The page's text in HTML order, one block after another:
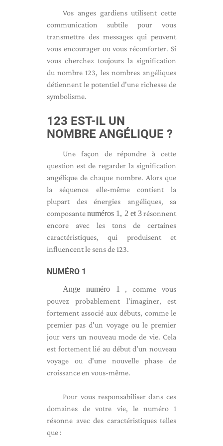
Vos anges gardiens utilisent cette
communication subtile pour vous
transmettre des messages qui peuvent
vous encourager ou vous réconforter. Si
vous cherchez toujours la signification
du nombre 123, les nombres angéliques
détiennent le potentiel d'une richesse de
symbolisme.
123 EST-IL UN
NOMBRE ANGÉLIQUE ?
Une façon de répondre à cette
question est de regarder la signification
angélique de chaque nombre. Alors que
la séquence elle-même contient la
plupart des énergies angéliques, sa
composantenuméros 1, 2 et 3résonnent
encore avec les tons de certaines
caractéristiques, qui produisent et
influencent le sens de 123.
NUMÉRO 1
Ange numéro 1
, comme vous
pouvez probablement l'imaginer, est
fortement associé aux débuts, comme le
premier pas d'un voyage ou le premier
jour vers un nouveau mode de vie. Cela
est fortement lié au début d'un nouveau
voyage ou d'une nouvelle phase de
croissance en vous-même.
Pour vous responsabiliser dans ces
domaines de votre vie, le numéro 1
résonne avec des caractéristiques telles
que :